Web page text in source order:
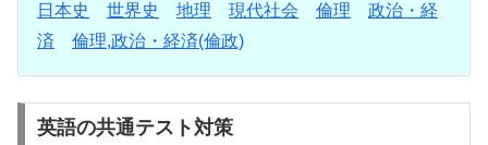
日本史
世界史 地理 現代社会 倫理
政治・経
済
倫理,政治・経済(倫政)
英語の共通テスト対策